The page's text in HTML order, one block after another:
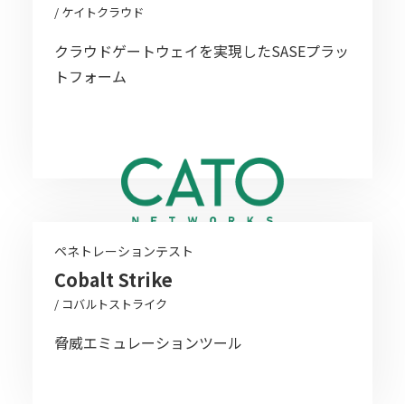
/ ケイトクラウド
クラウドゲートウェイを実現したSASEプラッ
トフォーム
ペネトレーションテスト
Cobalt Strike
/ コバルトストライク
脅威エミュレーションツール